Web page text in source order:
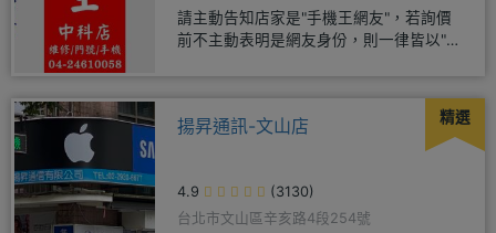
請主動告知店家是"手機王網友"，若詢價
前不主動表明是網友身份，則一律皆以"現
精選
揚昇通訊-文山店
4.9
(3130)
台北市文山區辛亥路4段254號